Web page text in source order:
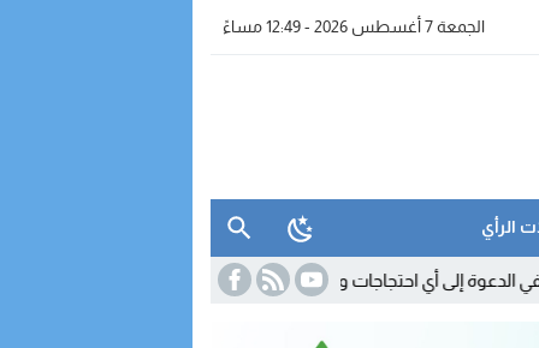
الجمعة 7 أغسطس 2026 - 12:49 مساءً
الرأي